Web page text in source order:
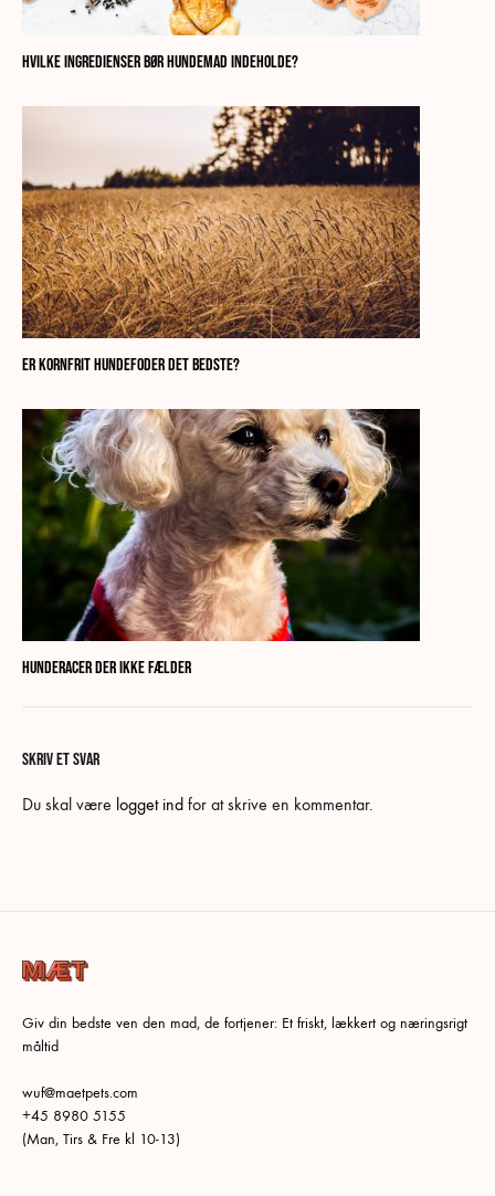
Hvilke ingredienser bør hundemad indeholde?
Er kornfrit hundefoder det bedste?
Hunderacer der ikke fælder
SKRIV ET SVAR
Du skal være logget ind for at skrive en kommentar.
Giv din bedste ven den mad, de fortjener: Et friskt, lækkert og næringsrigt
måltid
wuf@maetpets.com
+45 8980 5155
(Man, Tirs & Fre kl 10-13)